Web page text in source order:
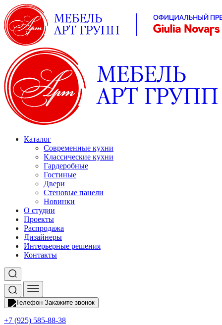
Каталог
Современные кухни
Классические кухни
Гардеробные
Гостиные
Двери
Стеновые панели
Новинки
О студии
Проекты
Распродажа
Дизайнеры
Интерьерные решения
Контакты
Закажите звонок
+7 (925) 585-88-38